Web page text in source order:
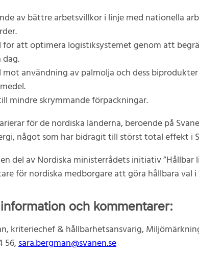
av bättre arbetsvillkor i linje med nationella
för att optimera logistiksystemet genom att
dag.
mot användning av palmolja och dess
mindre skrymmande förpackningar.
för de nordiska länderna, beroende på
något som har bidragit till störst total effekt i
del av Nordiska ministerrådets initiativ ”Hållbar
för nordiska medborgare att göra hållbara val i
och kommentarer:
kriteriechef & hållbarhetsansvarig,
56,sara.bergman@svanen.se